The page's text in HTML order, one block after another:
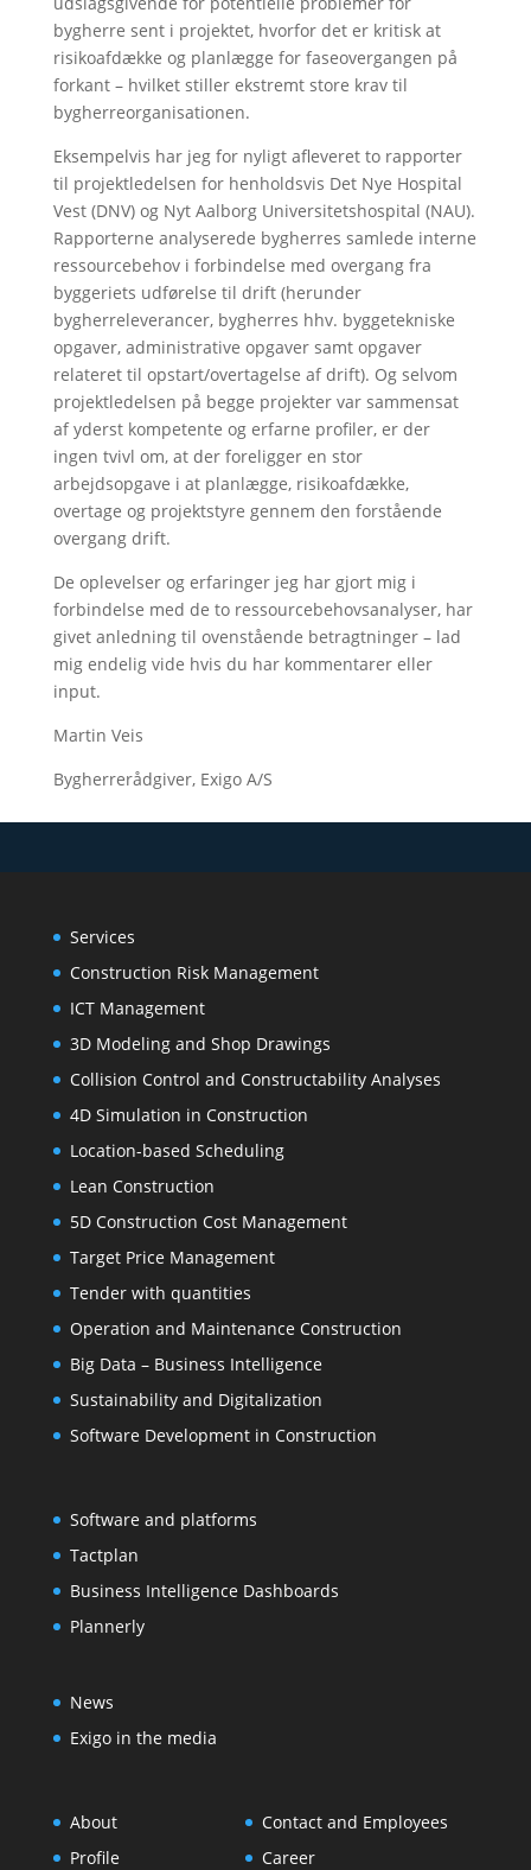
bygherre sent i projektet, hvorfor det er kritisk at
risikoafdække og planlægge for faseovergangen på
forkant – hvilket stiller ekstremt store krav til
bygherreorganisationen.
Eksempelvis har jeg for nyligt afleveret to rapporter
til projektledelsen for henholdsvis Det Nye Hospital
Vest (DNV) og Nyt Aalborg Universitetshospital (NAU).
Rapporterne analyserede bygherres samlede interne
ressourcebehov i forbindelse med overgang fra
byggeriets udførelse til drift (herunder
bygherreleverancer, bygherres hhv. byggetekniske
opgaver, administrative opgaver samt opgaver
relateret til opstart/overtagelse af drift). Og selvom
projektledelsen på begge projekter var sammensat
af yderst kompetente og erfarne profiler, er der
ingen tvivl om, at der foreligger en stor
arbejdsopgave i at planlægge, risikoafdække,
overtage og projektstyre gennem den forstående
overgang drift.
De oplevelser og erfaringer jeg har gjort mig i
forbindelse med de to ressourcebehovsanalyser, har
givet anledning til ovenstående betragtninger – lad
mig endelig vide hvis du har kommentarer eller
input.
Martin Veis
Bygherrerådgiver, Exigo A/S
Services
Construction Risk Management
ICT Management
3D Modeling and Shop Drawings
Collision Control and Constructability Analyses
4D Simulation in Construction
Location-based Scheduling
Lean Construction
5D Construction Cost Management
Target Price Management
Tender with quantities
Operation and Maintenance Construction
Big Data – Business Intelligence
Sustainability and Digitalization
Software Development in Construction
Software and platforms
Tactplan
Business Intelligence Dashboards
Plannerly
News
Exigo in the media
About
Profile
Contact and Employees
Career